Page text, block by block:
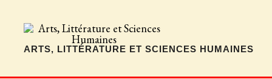
ARTS, LITTÉRATURE ET SCIENCES HUMAINES